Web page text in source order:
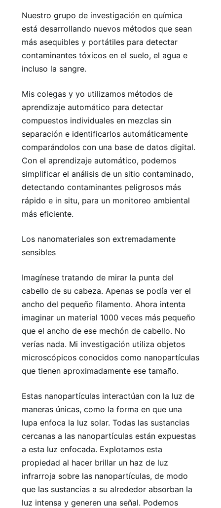
Nuestro grupo de investigación en química
está desarrollando nuevos métodos que sean
más asequibles y portátiles para detectar
contaminantes tóxicos en el suelo, el agua e
incluso la sangre.
Mis colegas y yo utilizamos métodos de
aprendizaje automático para detectar
compuestos individuales en mezclas sin
separación e identificarlos automáticamente
comparándolos con una base de datos digital.
Con el aprendizaje automático, podemos
simplificar el análisis de un sitio contaminado,
detectando contaminantes peligrosos más
rápido e in situ, para un monitoreo ambiental
más eficiente.
Los nanomateriales son extremadamente
sensibles
Imagínese tratando de mirar la punta del
cabello de su cabeza. Apenas se podía ver el
ancho del pequeño filamento. Ahora intenta
imaginar un material 1000 veces más pequeño
que el ancho de ese mechón de cabello. No
verías nada. Mi investigación utiliza objetos
microscópicos conocidos como nanopartículas
que tienen aproximadamente ese tamaño.
Estas nanopartículas interactúan con la luz de
maneras únicas, como la forma en que una
lupa enfoca la luz solar. Todas las sustancias
cercanas a las nanopartículas están expuestas
a esta luz enfocada. Explotamos esta
propiedad al hacer brillar un haz de luz
infrarroja sobre las nanopartículas, de modo
que las sustancias a su alrededor absorban la
luz intensa y generen una señal. Podemos